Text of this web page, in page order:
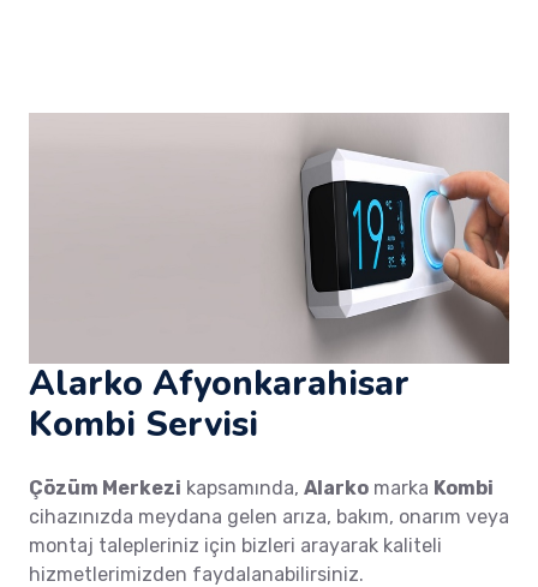
Alarko Afyonkarahisar
Kombi Servisi
Çözüm Merkezi kapsamında, Alarko marka Kombi
cihazınızda meydana gelen arıza, bakım, onarım veya
montaj talepleriniz için bizleri arayarak kaliteli
hizmetlerimizden faydalanabilirsiniz.